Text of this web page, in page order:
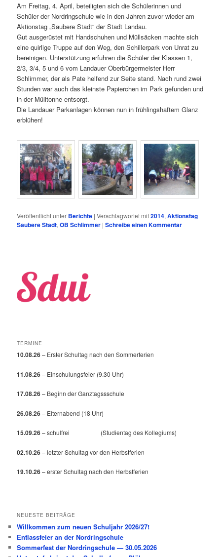
Am Freitag, 4. April, beteiligten sich die Schülerinnen und
Schüler der Nordringschule wie in den Jahren zuvor wieder am
Aktionstag „Saubere Stadt“ der Stadt Landau.
Gut ausgerüstet mit Handschuhen und Müllsäcken machte sich
eine quirlige Truppe auf den Weg, den Schillerpark von Unrat zu
bereinigen. Unterstützung erfuhren die Schüler der Klassen 1,
2/3, 3/4, 5 und 6 vom Landauer Oberbürgermeister Herr
Schlimmer, der als Pate helfend zur Seite stand. Nach rund zwei
Stunden war auch das kleinste Papierchen im Park gefunden und
in der Mülltonne entsorgt.
Die Landauer Parkanlagen können nun in frühlingshaftem Glanz
erblühen!
Veröffentlicht unter Berichte |Verschlagwortet mit2014,Aktionstag
Saubere Stadt,OB Schlimmer |Schreibe einen Kommentar
TERMINE
10.08.26– Erster Schultag nach den Sommerferien
11.08.26– Einschulungsfeier (9.30 Uhr)
17.08.26– Beginn der Ganztagssschule
26.08.26– Elternabend (18 Uhr)
15.09.26– schulfrei (Studientag des Kollegiums)
02.10.26– letzter Schultag vor den Herbstferien
19.10.26– erster Schultag nach den Herbstferien
NEUESTE BEITRÄGE
Willkommen zum neuen Schuljahr 2026/27!
Entlassfeier an der Nordringschule
Sommerfest der Nordringschule — 30.05.2026